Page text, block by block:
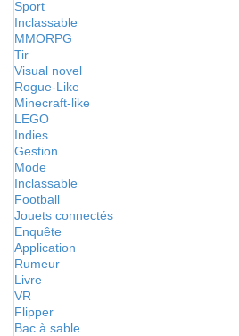
Sport
Inclassable
MMORPG
Tir
Visual novel
Rogue-Like
Minecraft-like
LEGO
Indies
Gestion
Mode
Inclassable
Football
Jouets connectés
Enquête
Application
Rumeur
Livre
VR
Flipper
Bac à sable